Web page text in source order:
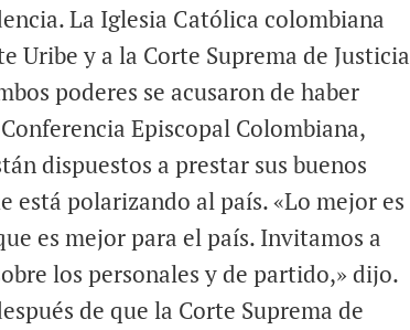
La Iglesia Católica colombiana
Uribe y a la Corte Suprema de Justicia
poderes se acusaron de haber
Episcopal Colombiana,
dispuestos a prestar sus buenos
polarizando al país. «Lo mejor es
es mejor para el país. Invitamos a
los personales y de partido,» dijo.
de que la Corte Suprema de